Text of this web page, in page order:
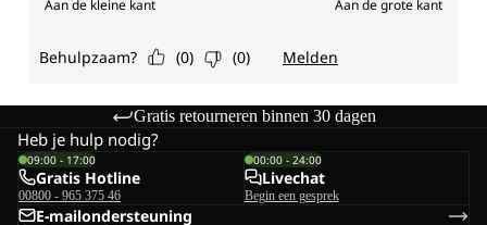
Gratis retourneren binnen 30 dagen
Heb je hulp nodig?
09:00 - 17:00
Gratis Hotline
00800 - 965 375 46
00:00 - 24:00
Livechat
Begin een gesprek
E-mailondersteuning